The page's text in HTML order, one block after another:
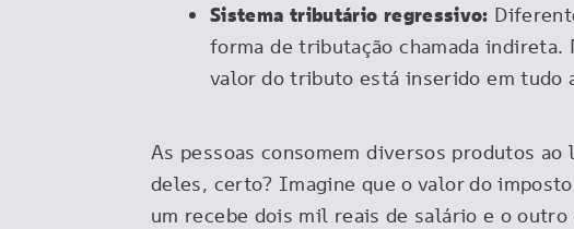
Sistema tributário regressivo:
forma de tributação chamada
valor do tributo está inserido em tudo
As pessoas consomem diversos produtos
deles, certo? Imagine que o valor do
um recebe dois mil reais de salário e o